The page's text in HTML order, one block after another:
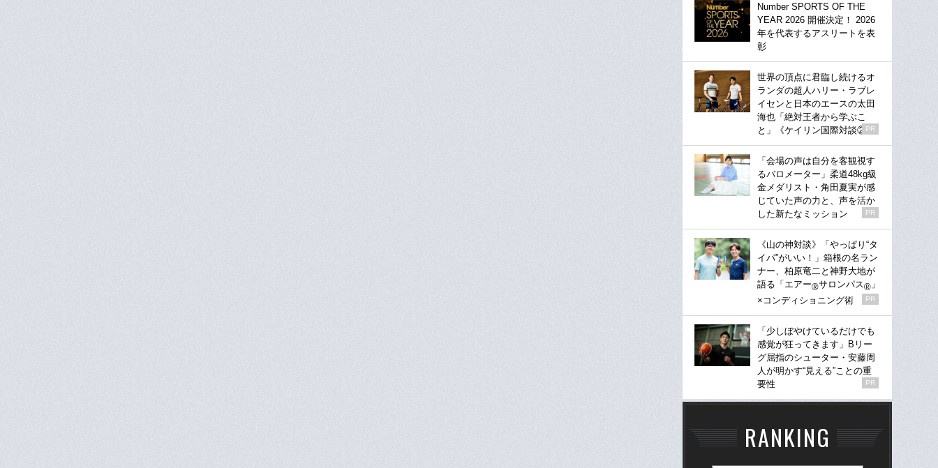
Number SPORTS OF THE
YEAR 2026 開催決定！ 2026
年を代表するアスリートを表
彰
世界の頂点に君臨し続けるオ
ランダの超人ハリー・ラブレ
イセンと日本のエースの太田
海也「絶対王者から学ぶこ
と」《ケイリン国際対談②》
PR
「会場の声は自分を客観視す
るバロメーター」柔道48kg級
金メダリスト・角田夏実が感
じていた声の力と、声を活か
した新たなミッション
PR
《山の神対談》「やっぱり“タ
イパ”がいい！」箱根の名ラン
ナー、柏原竜二と神野大地が
語る「エアー®サロンパス® 」
×コンディショニング術
PR
「少しぼやけているだけでも
感覚が狂ってきます」Bリー
グ屈指のシューター・安藤周
人が明かす“見える”ことの重
要性
PR
RANKING